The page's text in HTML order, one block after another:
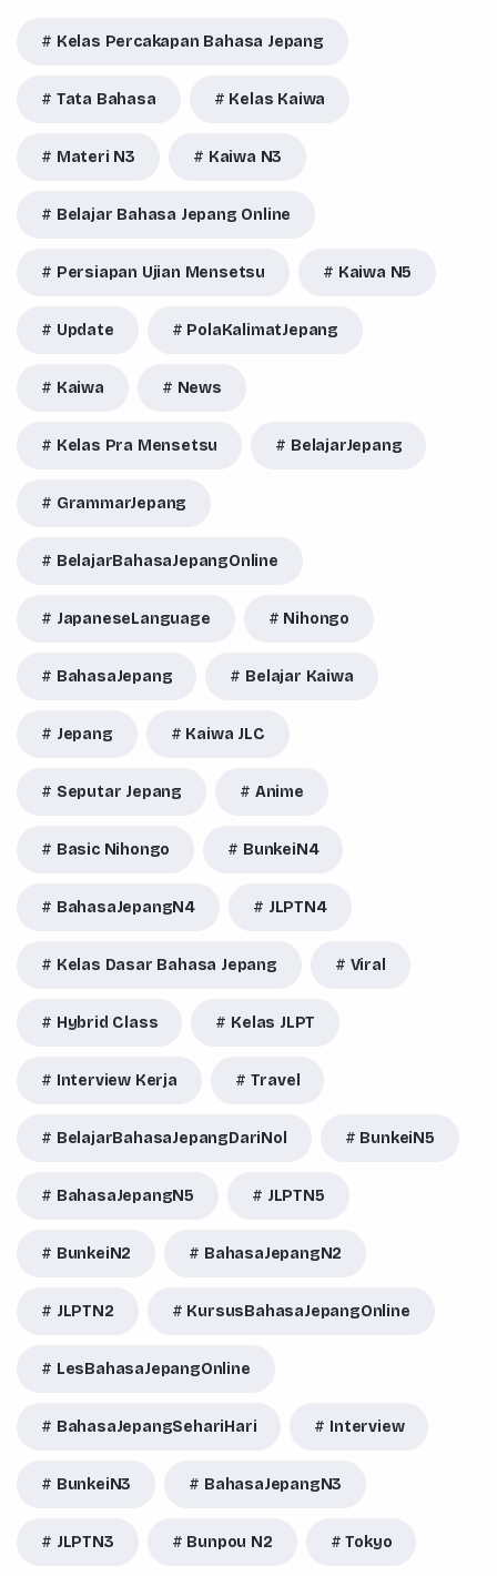
Kelas Percakapan Bahasa Jepang
Tata Bahasa Kelas Kaiwa
Materi N3 Kaiwa N3
Belajar Bahasa Jepang Online
Persiapan Ujian Mensetsu Kaiwa N5
Update PolaKalimatJepang
Kaiwa News
Kelas Pra Mensetsu BelajarJepang
GrammarJepang
BelajarBahasaJepangOnline
JapaneseLanguage Nihongo
BahasaJepang Belajar Kaiwa
Jepang Kaiwa JLC
Seputar Jepang Anime
Basic Nihongo BunkeiN4
BahasaJepangN4 JLPTN4
Kelas Dasar Bahasa Jepang Viral
Hybrid Class Kelas JLPT
Interview Kerja Travel
BelajarBahasaJepangDariNol BunkeiN5
BahasaJepangN5 JLPTN5
BunkeiN2 BahasaJepangN2
JLPTN2 KursusBahasaJepangOnline
LesBahasaJepangOnline
BahasaJepangSehariHari Interview
BunkeiN3 BahasaJepangN3
JLPTN3 Bunpou N2 Tokyo